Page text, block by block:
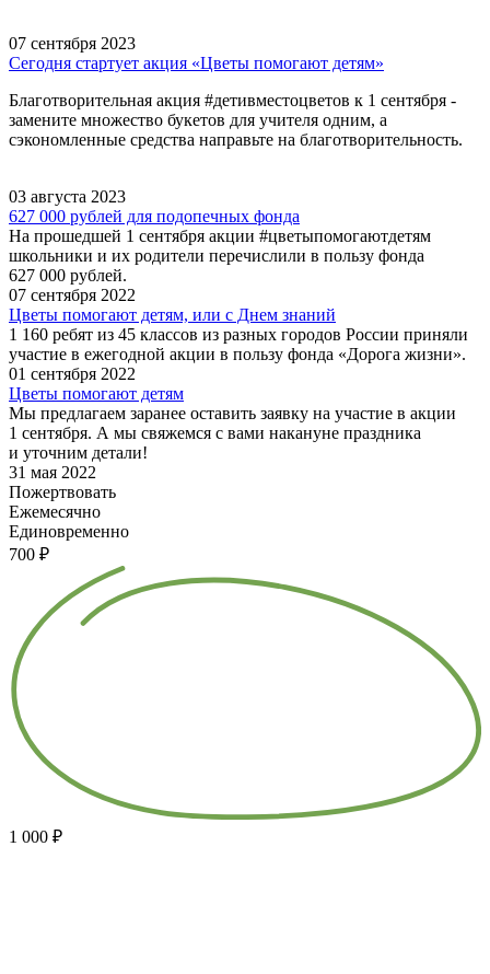
07 сентября 2023
Сегодня стартует акция «Цветы помогают детям»
Благотворительная акция #детивместоцветов к 1 сентября -
замените множество букетов для учителя одним, а
сэкономленные средства направьте на благотворительность.
03 августа 2023
627 000 рублей для подопечных фонда
На прошедшей 1 сентября акции #цветыпомогаютдетям
школьники и их родители перечислили в пользу фонда
627 000 рублей.
07 сентября 2022
Цветы помогают детям, или с Днем знаний
1 160 ребят из 45 классов из разных городов России приняли
участие в ежегодной акции в пользу фонда «Дорога жизни».
01 сентября 2022
Цветы помогают детям
Мы предлагаем заранее оставить заявку на участие в акции
1 сентября. А мы свяжемся с вами накануне праздника
и уточним детали!
31 мая 2022
Пожертвовать
Ежемесячно
Единовременно
700 ₽
1 000 ₽